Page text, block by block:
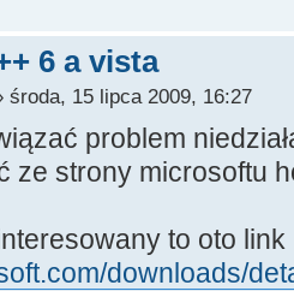
6 a vista
środa, 15 lipca 2009, 16:27
problem
ze strony microsoftu
to oto link
downloads/